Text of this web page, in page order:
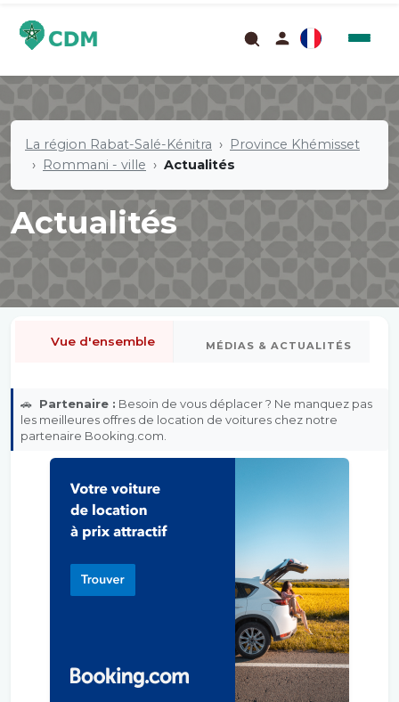
La région Rabat-Salé-Kénitra
Province Khémisset
Rommani - ville
Actualités
Actualités
Vue d'ensemble MÉDIAS & ACTUALITÉS
🚗 Partenaire : Besoin de vous déplacer ? Ne manquez pas
les meilleures offres de location de voitures chez notre
partenaire Booking.com.